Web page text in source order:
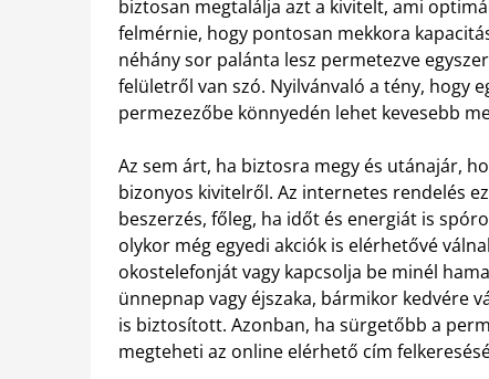
biztosan megtalálja azt a kivitelt, ami
felmérnie, hogy pontosan mekkora
néhány sor palánta lesz permetezve
felületről van szó. Nyilvánvaló a tény, hogy
permezezőbe könnyedén lehet kevesebb
Az sem árt, ha biztosra megy és utánajár,
bizonyos kivitelről. Az internetes rendelés
beszerzés, főleg, ha időt és energiát is
olykor még egyedi akciók is elérhetővé
okostelefonját vagy kapcsolja be minél
ünnepnap vagy éjszaka, bármikor kedvére
is biztosított. Azonban, ha sürgetőbb a
megteheti az online elérhető cím